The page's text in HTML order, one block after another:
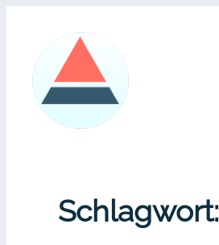
springen
Schlagwort: